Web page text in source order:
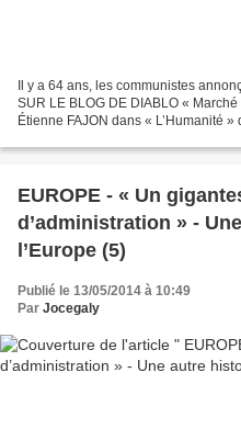
Il y a 64 ans, les communistes
SUR LE BLOG DE DIABLO «
Étienne FAJON dans « L’Humanité
EUROPE - « Un
d’administration » -
l’Europe (5)
Publié le 13/05/2014 à 10:49
Par Jocegaly